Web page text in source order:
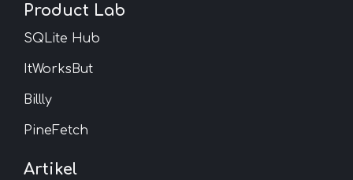
Product Lab
SQLite Hub
ItWorksBut
Billly
PineFetch
Artikel